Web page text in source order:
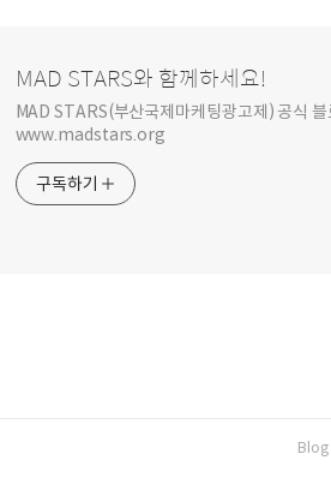
MAD STARS와 함께하세요!
MAD STARS(부산국제마케팅광고제) 공식
www.madstars.org
구독하기